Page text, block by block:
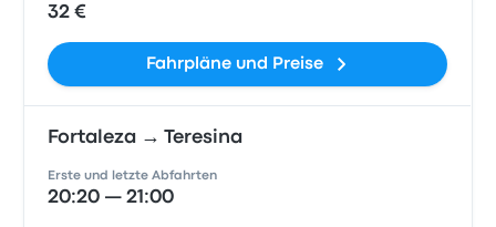
32 €
Fahrpläne und Preise
Fortaleza → Teresina
Erste und letzte Abfahrten
20:20 — 21:00